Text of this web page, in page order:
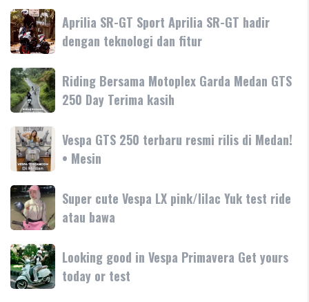
Vespa
Primavera
Tanyakan
Vespa
Primavera
180cc
terbaru
Aprilia
SR-
GT
Sport
Aprilia
SR-
GT
hadir
dengan
teknologi
dan
fitur
Aprilia SR-GT Sport Aprilia SR-GT hadir
dengan teknologi dan fitur
Riding
Bersama
Motoplex
Garda
Medan
GTS
250
Day
Terima
kasih
Riding Bersama Motoplex Garda Medan GTS
250 Day Terima kasih
Vespa
GTS
250
terbaru
resmi
rilis
di
Medan!
•
Mesin
Vespa GTS 250 terbaru resmi rilis di Medan!
• Mesin
Super
cute
Vespa
LX
pink/lilac
Yuk
test
Super cute Vespa LX pink/lilac Yuk test ride
atau bawa
Looking
good
in
Looking good in Vespa Primavera Get yours
today or test